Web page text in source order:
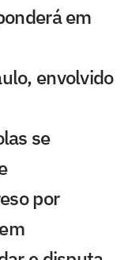
em
envolvido
se
por